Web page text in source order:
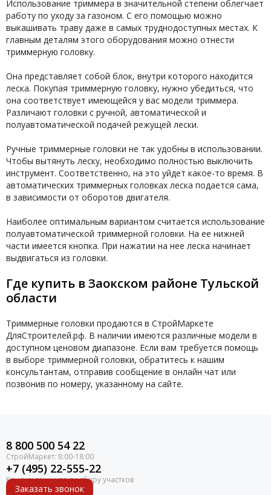
Использование триммера в значительной степени облегчает
работу по уходу за газоном. С его помощью можно
выкашивать траву даже в самых труднодоступных местах. К
главным деталям этого оборудования можно отнести
триммерную головку.
Она представляет собой блок, внутри которого находится
леска. Покупая триммерную головку, нужно убедиться, что
она соответствует имеющейся у вас модели триммера.
Различают головки с ручной, автоматической и
полуавтоматической подачей режущей лески.
Ручные триммерные головки не так удобны в использовании.
Чтобы вытянуть леску, необходимо полностью выключить
инструмент. Соответственно, на это уйдет какое-то время. В
автоматических триммерных головках леска подается сама,
в зависимости от оборотов двигателя.
Наиболее оптимальным вариантом считается использование
полуавтоматической триммерной головки. На ее нижней
части имеется кнопка. При нажатии на нее леска начинает
выдвигаться из головки.
Где купить в Заокском районе Тульской
области
Триммерные головки продаются в СтройМаркете
ДляСтроителей.рф. В наличии имеются различные модели в
доступном ценовом диапазоне. Если вам требуется помощь
в выборе триммерной головки, обратитесь к нашим
консультантам, отправив сообщение в онлайн чат или
позвонив по номеру, указанному на сайте.
8 800 500 54 22
+7 (495) 22-555-22
Заказать звонок